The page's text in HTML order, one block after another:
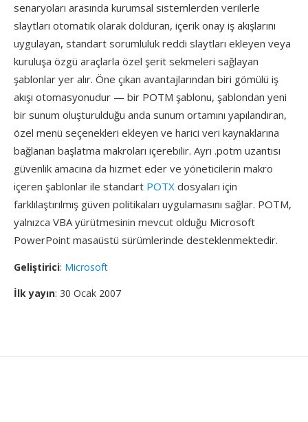
senaryoları arasında kurumsal sistemlerden verilerle
slaytları otomatik olarak dolduran, içerik onay iş akışlarını
uygulayan, standart sorumluluk reddi slaytları ekleyen veya
kuruluşa özgü araçlarla özel şerit sekmeleri sağlayan
şablonlar yer alır. Öne çıkan avantajlarından biri gömülü iş
akışı otomasyonudur — bir POTM şablonu, şablondan yeni
bir sunum oluşturulduğu anda sunum ortamını yapılandıran,
özel menü seçenekleri ekleyen ve harici veri kaynaklarına
bağlanan başlatma makroları içerebilir. Ayrı .potm uzantısı
güvenlik amacına da hizmet eder ve yöneticilerin makro
içeren şablonlar ile standart POTX dosyaları için
farklılaştırılmış güven politikaları uygulamasını sağlar. POTM,
yalnızca VBA yürütmesinin mevcut olduğu Microsoft
PowerPoint masaüstü sürümlerinde desteklenmektedir.
Geliştirici: Microsoft
İlk yayın: 30 Ocak 2007